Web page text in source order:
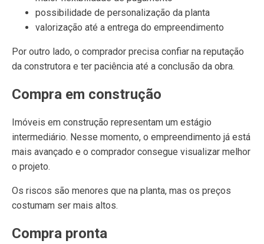
possibilidade de personalização da planta
valorização até a entrega do empreendimento
Por outro lado, o comprador precisa confiar na reputação
da construtora e ter paciência até a conclusão da obra.
Compra em construção
Imóveis em construção representam um estágio
intermediário. Nesse momento, o empreendimento já está
mais avançado e o comprador consegue visualizar melhor
o projeto.
Os riscos são menores que na planta, mas os preços
costumam ser mais altos.
Compra pronta